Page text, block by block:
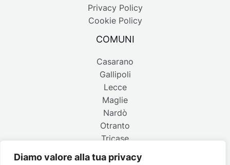
Diamo valore alla tua privacy
Privacy Policy
Cookie Policy
COMUNI
Casarano
Gallipoli
Lecce
Maglie
Nardò
Otranto
Tricase